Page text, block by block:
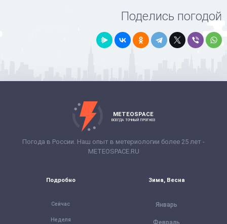
Поделись погодой
METEOSPACE
ВСЕГДА ТОЧНЫЙ ПРОГНОЗ
Погода в России. Наш опыт в метериологии более 25 лет -
METEOSPACE.RU
Подробно
Сейчас
Неделя
Зима, Весна
Январь
Февраль